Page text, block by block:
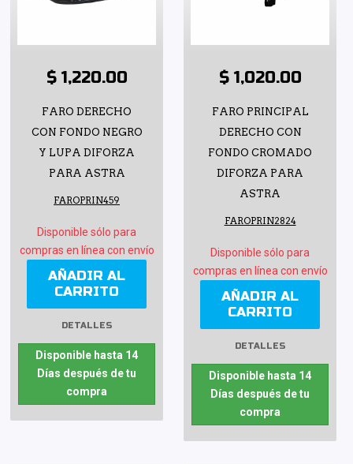
$ 1,220.00
FARO DERECHO
CON FONDO NEGRO
Y LUPA DIFORZA
PARA ASTRA
FAROPRIN459
Disponible sólo para
compras en línea con envío
AÑADIR AL
CARRITO
DETALLES
Disponible hasta 14
Días después de tu
compra
$ 1,020.00
FARO PRINCIPAL
DERECHO CON
FONDO CROMADO
DIFORZA PARA
ASTRA
FAROPRIN2824
Disponible sólo para
compras en línea con envío
AÑADIR AL
CARRITO
DETALLES
Disponible hasta 14
Días después de tu
compra